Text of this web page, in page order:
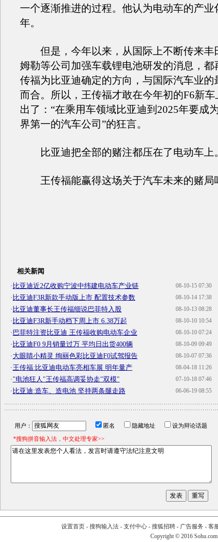
一个逐渐推进的过程。他认为电动车的产业
年。
但是，今年以来，从国际上不断传来丰
姆勒等公司加强车载锂电池研发的消息，都
传福为比亚迪确定的方向，与国际汽车业的
而合。所以，王传福才敢在今年初的F6新
出了：“在乘用车领域比亚迪到2025年要成
界第一的汽车公司”的狂言。
比亚迪把全部的赌注都压在了电动车上
王传福能赢得这场关于汽车未来的赌局
相关新闻
08-10-15 07:30
· 比亚迪近2亿收购宁波中纬建电动车产业链
08-10-14 17:38
· 比亚迪F3R新款手动版上市 配置技术参数
08-10-13 08:28
· 比亚迪董事长王传福细说巴菲特入股
08-10-10 10:54
· 比亚迪F3R新手动档下周上市 6.38万起
08-10-10 07:24
·巴菲特注资比亚迪 王传福收购电动车企业
08-10-09 09:49
· 比亚迪F0 9月销量过万 平均日出货400辆
08-10-07 07:36
·大眼睛小精灵 绚丽色彩比亚迪F0试驾报告
08-04-18 11:26
·王传福:比亚迪电动车亮相车展 明年量产
07-10-18 07:46
·"电池狂人"王传福高调妥协走"双模"
06-06-19 08:55
· 比亚迪:造车、造电池 坚持两条腿走路
用户： 匿名 隐藏地址
设为辩论话题
*搜狗拼音输入法，中文处理专家>>
设置首页- 搜狗输入法- 支付中心- 搜狐招聘- 广告服务 - 客
Copyright © 2016